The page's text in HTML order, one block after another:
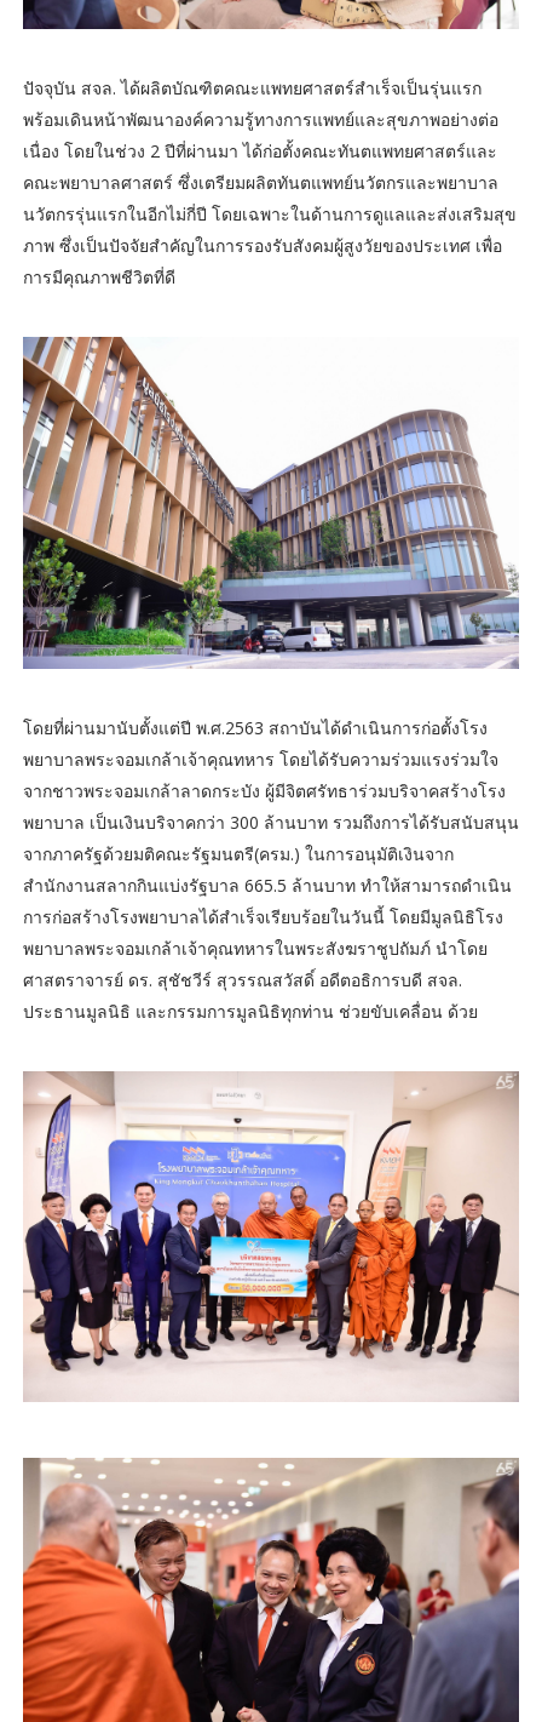
ปัจจุบัน สจล. ได้ผลิตบัณฑิตคณะแพทยศาสตร์สำเร็จเป็นรุ่นแรก
พร้อมเดินหน้าพัฒนาองค์ความรู้ทางการแพทย์และสุขภาพอย่างต่อ
เนื่อง โดยในช่วง 2 ปีที่ผ่านมา ได้ก่อตั้งคณะทันตแพทยศาสตร์และ
คณะพยาบาลศาสตร์ ซึ่งเตรียมผลิตทันตแพทย์นวัตกรและพยาบาล
นวัตกรรุ่นแรกในอีกไม่กี่ปี โดยเฉพาะในด้านการดูแลและส่งเสริมสุข
ภาพ ซึ่งเป็นปัจจัยสำคัญในการรองรับสังคมผู้สูงวัยของประเทศ เพื่อ
การมีคุณภาพชีวิตที่ดี
โดยที่ผ่านมานับตั้งแต่ปี พ.ศ.2563 สถาบันได้ดำเนินการก่อตั้งโรง
พยาบาลพระจอมเกล้าเจ้าคุณทหาร โดยได้รับความร่วมแรงร่วมใจ
จากชาวพระจอมเกล้าลาดกระบัง ผู้มีจิตศรัทธาร่วมบริจาคสร้างโรง
พยาบาล เป็นเงินบริจาคกว่า 300 ล้านบาท รวมถึงการได้รับสนับสนุน
จากภาครัฐด้วยมติคณะรัฐมนตรี(ครม.) ในการอนุมัติเงินจาก
สำนักงานสลากกินแบ่งรัฐบาล 665.5 ล้านบาท ทำให้สามารถดำเนิน
การก่อสร้างโรงพยาบาลได้สำเร็จเรียบร้อยในวันนี้ โดยมีมูลนิธิโรง
พยาบาลพระจอมเกล้าเจ้าคุณทหารในพระสังฆราชูปถัมภ์ นำโดย
ศาสตราจารย์ ดร. สุชัชวีร์ สุวรรณสวัสดิ์ อดีตอธิการบดี สจล.
ประธานมูลนิธิ และกรรมการมูลนิธิทุกท่าน ช่วยขับเคลื่อน ด้วย